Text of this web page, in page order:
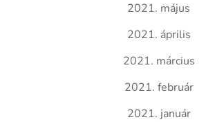
2021. május
2021. április
2021. március
2021. február
2021. január